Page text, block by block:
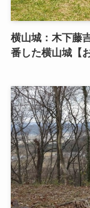
横山城：木下藤
番した横山城【